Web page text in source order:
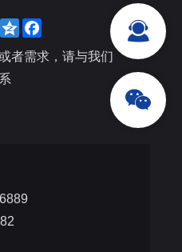
Sina
Weibo
Qzone
者需求，请与我们